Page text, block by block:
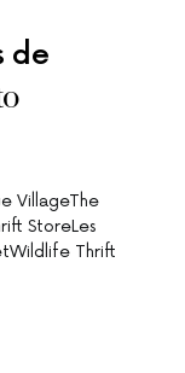
de
VillageThe
StoreLes
Thrift